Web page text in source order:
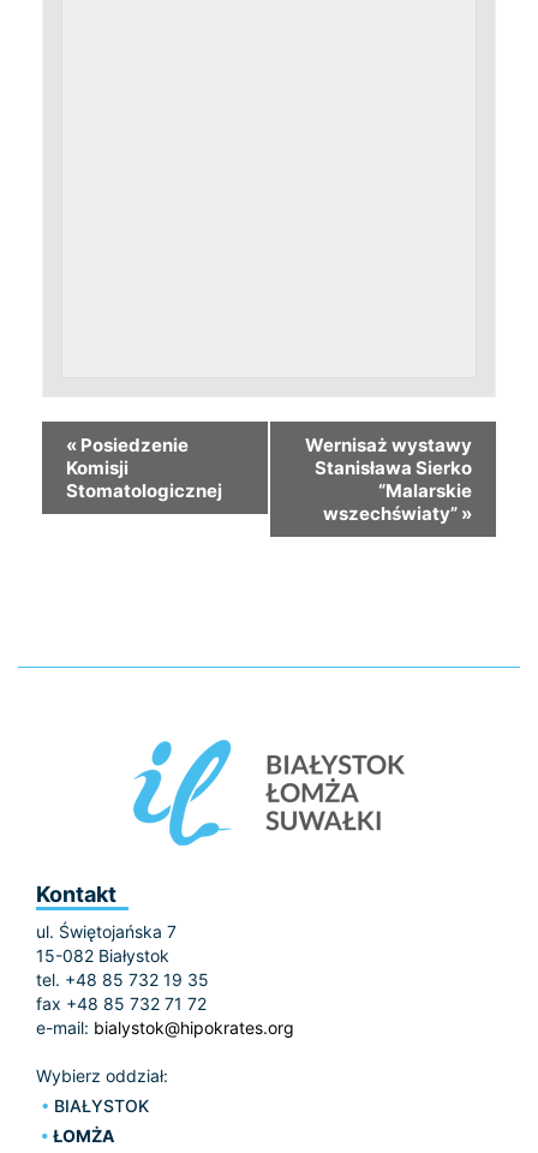
« Posiedzenie
Komisji
Stomatologicznej
Wernisaż wystawy
Stanisława Sierko
“Malarskie
wszechświaty” »
Kontakt
ul. Świętojańska 7
15-082 Białystok
tel. +48 85 732 19 35
fax +48 85 732 71 72
e-mail: bialystok@hipokrates.org
Wybierz oddział:
BIAŁYSTOK
ŁOMŻA